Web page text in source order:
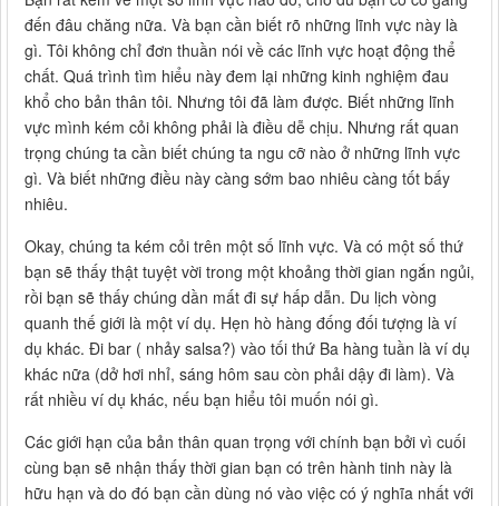
đến đâu chăng nữa. Và bạn cần biết rõ những lĩnh vực này là
gì. Tôi không chỉ đơn thuần nói về các lĩnh vực hoạt động thể
chất. Quá trình tìm hiểu này đem lại những kinh nghiệm đau
khổ cho bản thân tôi. Nhưng tôi đã làm được. Biết những lĩnh
vực mình kém cỏi không phải là điều dễ chịu. Nhưng rất quan
trọng chúng ta cần biết chúng ta ngu cỡ nào ở những lĩnh vực
gì. Và biết những điều này càng sớm bao nhiêu càng tốt bấy
nhiêu.
Okay, chúng ta kém cỏi trên một số lĩnh vực. Và có một số thứ
bạn sẽ thấy thật tuyệt vời trong một khoảng thời gian ngắn ngủi,
rồi bạn sẽ thấy chúng dần mất đi sự hấp dẫn. Du lịch vòng
quanh thế giới là một ví dụ. Hẹn hò hàng đống đối tượng là ví
dụ khác. Đi bar ( nhảy salsa?) vào tối thứ Ba hàng tuần là ví dụ
khác nữa (dở hơi nhỉ, sáng hôm sau còn phải dậy đi làm). Và
rất nhiều ví dụ khác, nếu bạn hiểu tôi muốn nói gì.
Các giới hạn của bản thân quan trọng với chính bạn bởi vì cuối
cùng bạn sẽ nhận thấy thời gian bạn có trên hành tinh này là
hữu hạn và do đó bạn cần dùng nó vào việc có ý nghĩa nhất với